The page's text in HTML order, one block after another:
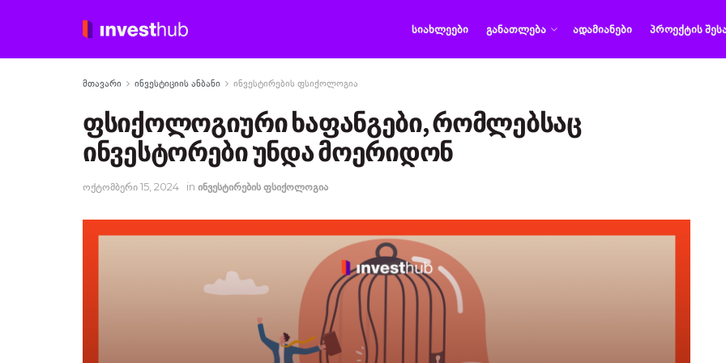
ᲡᲘᲐᲮᲚᲔᲔᲑᲘ ᲒᲐᲜᲐᲗᲚᲔᲑᲐ ᲐᲓᲐᲛᲘᲐᲜᲔᲑᲘ ᲞᲠᲝᲔᲥᲢᲘᲡ
მთავარი ინვესტიციის ანბანი ინვესტირების ფსიქოლოგია
ფსიქოლოგიური ხაფანგები, რომლებსაც
ინვესტორები უნდა მოერიდონ
ოქტომბერი 15, 2024 in ინვესტირების ფსიქოლოგია